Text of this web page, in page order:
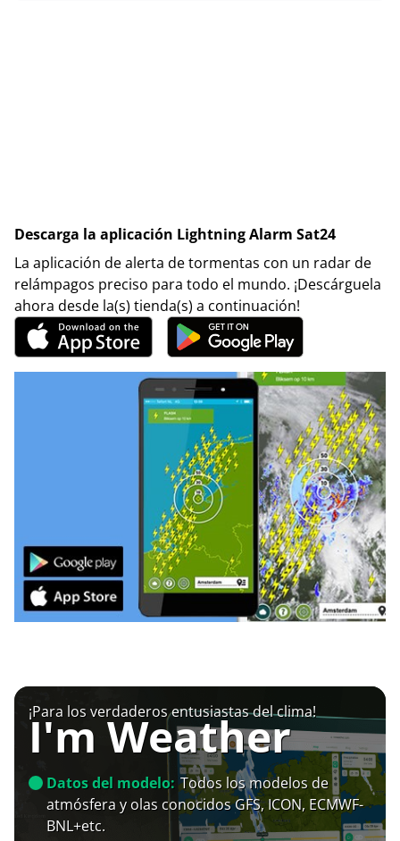
Descarga la aplicación Lightning Alarm Sat24
La aplicación de alerta de tormentas con un radar de
relámpagos preciso para todo el mundo. ¡Descárguela
ahora desde la(s) tienda(s) a continuación!
¡Para los verdaderos entusiastas del clima!
I'm Weather
Datos del modelo: Todos los modelos de
atmósfera y olas conocidos GFS, ICON, ECMWF-
BNL+etc.